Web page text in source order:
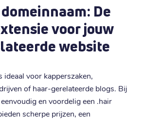
De
voor jouw
website
ideaal voor kapperszaken,
of haar-gerelateerde blogs. Bij
en voordelig een .hair
scherpe prijzen, een